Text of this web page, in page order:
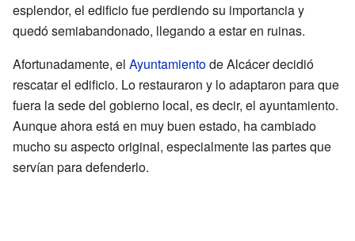
esplendor, el edificio fue perdiendo su importancia y
quedó semiabandonado, llegando a estar en ruinas.
Afortunadamente, el Ayuntamientode Alcácer decidió
rescatar el edificio. Lo restauraron y lo adaptaron para que
fuera la sede del gobierno local, es decir, el ayuntamiento.
Aunque ahora está en muy buen estado, ha cambiado
mucho su aspecto original, especialmente las partes que
servían para defenderlo.